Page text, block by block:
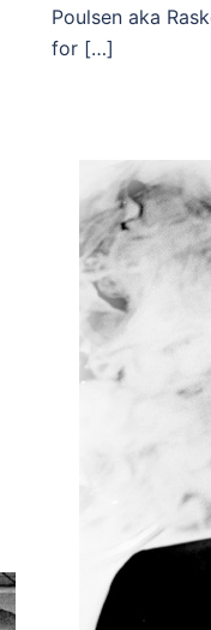
Poulsen aka
for […]